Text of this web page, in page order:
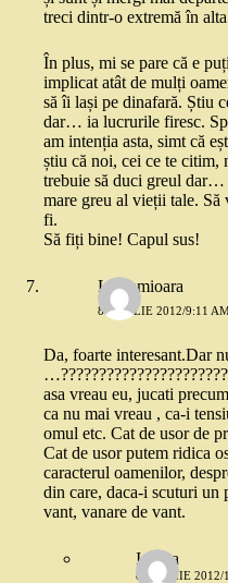
treci dintr-o extremă în
În plus, mi se pare că e
implicat atât de mulți
să îi lași pe dinafară. Știu
dar… ia lucrurile firesc.
am intenția asta, simt că
știu că noi, cei ce te citim,
trebuie să duci greul dar…
mare greu al vieții tale. Să
fi.
Să fiți bine! Capul sus!
Lacramioara
8 APRILIE 2012/9:11
Da, foarte interesant.Dar
asa vreau eu, jucati
ca nu mai vreau , ca-i
omul etc. Cat de usor de
Cat de usor putem ridica
caracterul oamenilor,
din care, daca-i scuturi un
vant, vanare de vant.
Iadyra
8 APRILIE 2012/